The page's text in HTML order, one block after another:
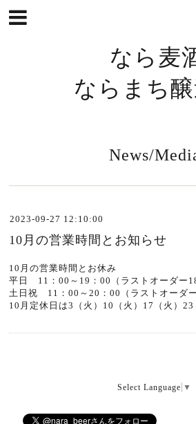
なら麦
ならまち
News/
2023-09-27 12:10:00
10月の営業時間とお知らせ
10 月の営業時間とお休み
平日 11：00～19：00（ラストオーダー
土日祝 11：00～20：00（ラストオーダー
10月 定休日は3（火）10（火）17（火）23
Select Language ▼